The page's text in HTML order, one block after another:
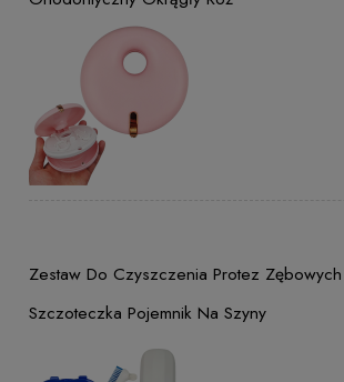
Zestaw Do Czyszczenia Protez Zębowych
Szczoteczka Pojemnik Na Szyny